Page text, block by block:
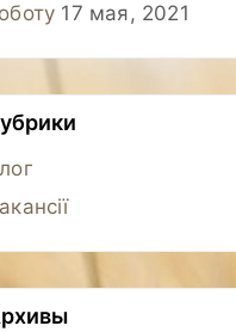
17 мая, 2021